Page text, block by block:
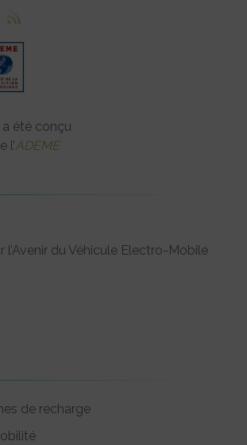
a été conçu
l’ADEME
l’Avenir du Véhicule Electro-Mobile
de recharge